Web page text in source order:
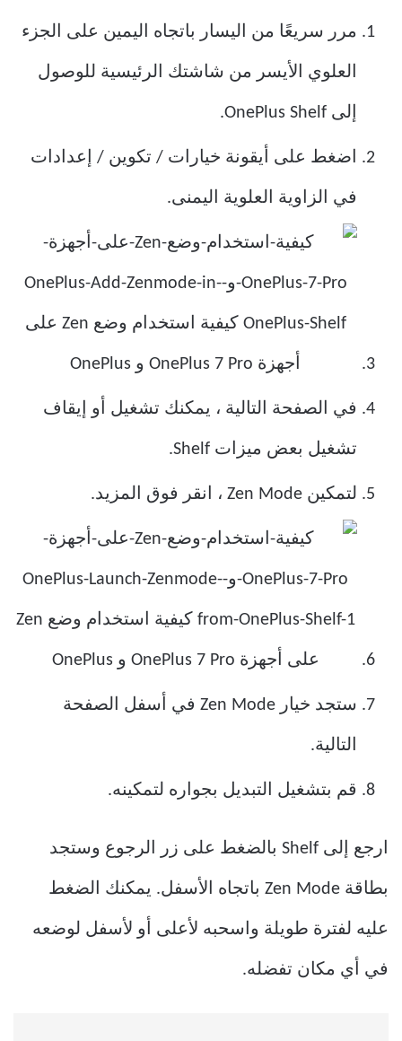
مرر سريعًا من اليسار باتجاه اليمين على الجزء
العلوي الأيسر من شاشتك الرئيسية للوصول
إلى OnePlus Shelf.
اضغط على أيقونة خيارات / تكوين / إعدادات
في الزاوية العلوية اليمنى.
في الصفحة التالية ، يمكنك تشغيل أو إيقاف
تشغيل بعض ميزات Shelf.
لتمكين Zen Mode ، انقر فوق المزيد.
ستجد خيار Zen Mode في أسفل الصفحة
التالية.
قم بتشغيل التبديل بجواره لتمكينه.
ارجع إلى Shelf بالضغط على زر الرجوع وستجد
بطاقة Zen Mode باتجاه الأسفل. يمكنك الضغط
عليه لفترة طويلة واسحبه لأعلى أو لأسفل لوضعه
في أي مكان تفضله.